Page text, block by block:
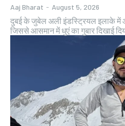
Aaj Bharat - August 5, 2026
दुबई के जुबेल अली इंडस्ट्रियल इलाके में
जिससे आसमान में धुएं का गुबार दिखाई